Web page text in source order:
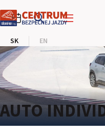
SK EN
PRETEKÁRSKY OKRUH
MOTOKÁRY
CENTRUM BEZPEČNEJ JAZDY
HOTEL RING
KALENDÁR
AUTO